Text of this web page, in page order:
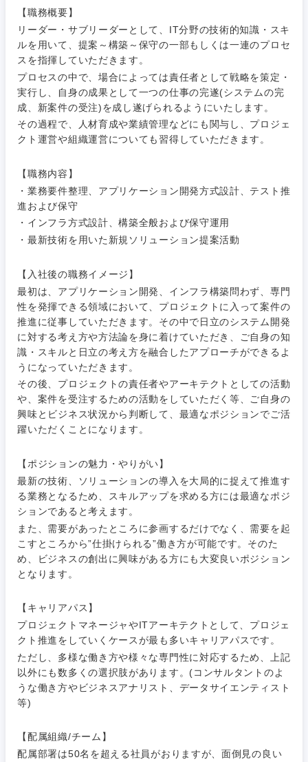
【職務概要】
リーダー・サブリーダーとして、IT分野の技術的知識・スキ
ルを用いて、提案～構築～保守の一部もしくは一連のプロセ
スを指揮していただきます。
プロセスの中で、場合によっては責任者として戦略を策定・
実行し、自身の成果として一つの仕事の完遂(システムの完
成、新案件の受注)を成し遂げられるようにいたします。
その過程で、人材育成や業績管理などにも関与し、プロジェ
クト運営や組織運営についても習得していただきます。
【職務内容】
・業務要件整理、アプリケーション開発方式設計、テスト推
進および保守
・インフラ方式設計、構築全般および保守運用
・最新技術を用いた新規ソリューション提案活動
【入社後の職務イメージ】
最初は、アプリケーション開発、インフラ構築問わず、専門
性を発揮できる領域において、プロジェクトに入って案件の
推進に従事していただきます。その中で日立のシステム開発
に対する考え方や方法論を身に着けていただき、ご自身の知
識・スキルと日立の考え方を融合したアプローチができるよ
うになっていただきます。
その後、プロジェクトの責任者やアーキテクトとしての活動
や、案件を受注するための活動をしていただく等、ご自身の
興味とビジネス状況から判断して、最適なポジションでご活
躍いただくことになります。
【ポジションの魅力・やりがい】
最新の技術、ソリューションの導入を大局的に捉えて推進す
る業務となるため、スキルアップを求める方には最適なポジ
ションであると考えます。
また、需要があったところに参画するだけでなく、需要を起
こすところから”仕掛けられる”働き方が可能です。そのた
め、ビジネスの創出に興味がある方にも大変良いポジション
となります。
【キャリアパス】
プロジェクトマネージャやITアーキテクトとして、プロジェ
クト推進をしていくケースが最も多いキャリアパスです。
ただし、多様な働き方や様々な専門性に対応するため、上記
以外にも数多くの選択肢があります。(コンサルタントのよ
うな働き方やビジネスアナリスト、データサイエンティスト
等)
【配属組織/チーム】
配属部署は50名を超える社員がおりますが、面倒見の良い
サービス
クリエイ
ティブ
コンサル
タント
技術職
（IT）、
Webサー
ビス・制
作、ゲー
技術職
（モノづ
くり）
金融専門
メディカ
ル
建設・施
工管理
事務職
その他
その他企画業務
クリエイティブ
コンサルタント
専門職
技術職（IT）、Webサービス・制作、ゲーム
技術職（モノづくり）
金融専門職
メディカル
不動産専門職
建設・施工管理
事務職
その他
金融
建設・不動産
倉庫・運輸・物流
小売・通販・外食
IT・通信
WEBサービス
コンサル・シンクタンク
広告・宣伝・印刷
マスメディア
エンターテイメント
法律・特許事務所・監査法人
人材・アウトソーシング
サービス
その他
関東地方
茨城県 栃木県
群馬県 埼玉県
千葉県
神奈川県
上場企業
スタートアップ企
業
外資系企業 英語を活かす
転勤なし 海外勤務あり
完全週休2日制